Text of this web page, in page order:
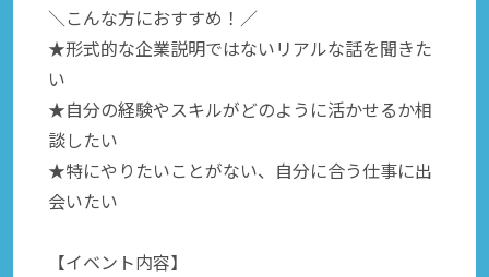
＼こんな方におすすめ！／
★形式的な企業説明ではないリアルな話を聞きた
い
★自分の経験やスキルがどのように活かせるか相
談したい
★特にやりたいことがない、自分に合う仕事に出
会いたい
【イベント内容】